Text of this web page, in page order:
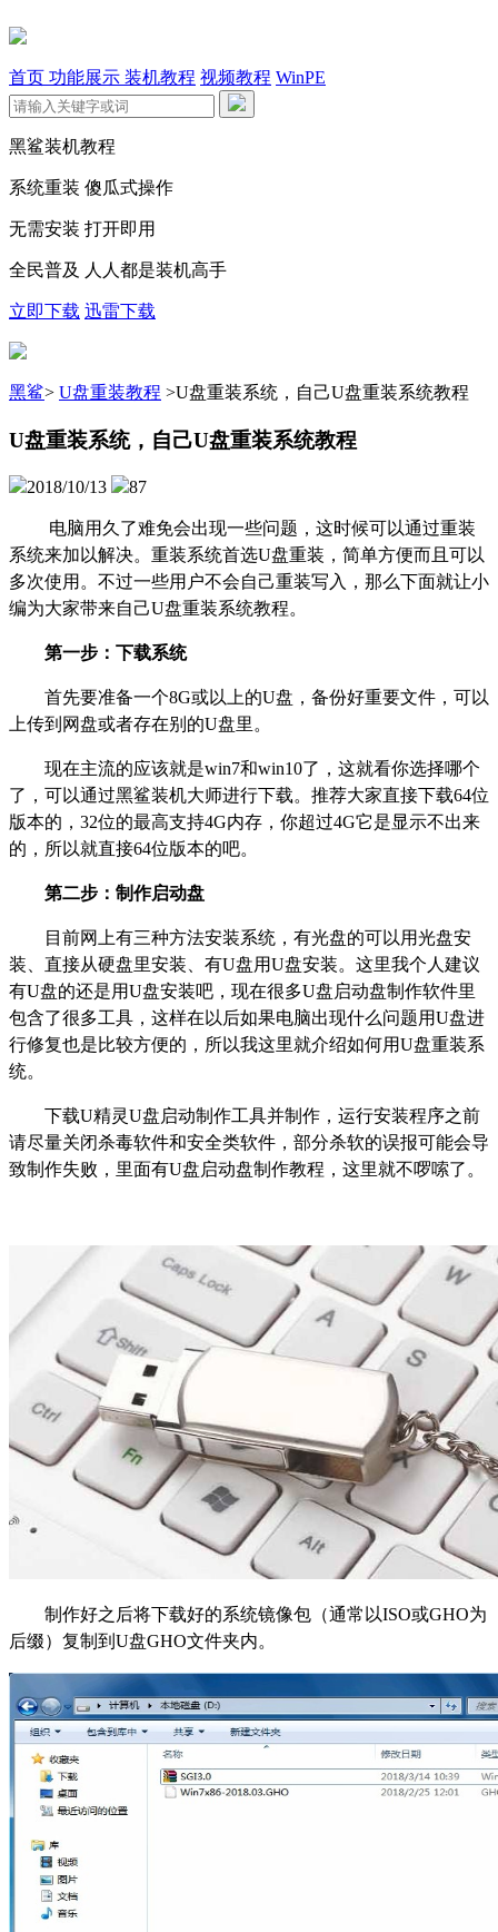
首页 功能展示 装机教程 视频教程 WinPE
黑鲨装机教程
系统重装 傻瓜式操作
无需安装 打开即用
全民普及 人人都是装机高手
立即下载 迅雷下载
黑鲨> U盘重装教程 >U盘重装系统，自己U盘重装系统教程
U盘重装系统，自己U盘重装系统教程
2018/10/13 87
电脑用久了难免会出现一些问题，这时候可以通过重装
系统来加以解决。重装系统首选U盘重装，简单方便而且可以
多次使用。不过一些用户不会自己重装写入，那么下面就让小
编为大家带来自己U盘重装系统教程。
第一步：下载系统
首先要准备一个8G或以上的U盘，备份好重要文件，可以
上传到网盘或者存在别的U盘里。
现在主流的应该就是win7和win10了，这就看你选择哪个
了，可以通过黑鲨装机大师进行下载。推荐大家直接下载64位
版本的，32位的最高支持4G内存，你超过4G它是显示不出来
的，所以就直接64位版本的吧。
第二步：制作启动盘
目前网上有三种方法安装系统，有光盘的可以用光盘安
装、直接从硬盘里安装、有U盘用U盘安装。这里我个人建议
有U盘的还是用U盘安装吧，现在很多U盘启动盘制作软件里
包含了很多工具，这样在以后如果电脑出现什么问题用U盘进
行修复也是比较方便的，所以我这里就介绍如何用U盘重装系
统。
下载U精灵U盘启动制作工具并制作，运行安装程序之前
请尽量关闭杀毒软件和安全类软件，部分杀软的误报可能会导
致制作失败，里面有U盘启动盘制作教程，这里就不啰嗦了。
制作好之后将下载好的系统镜像包（通常以ISO或GHO为
后缀）复制到U盘GHO文件夹内。